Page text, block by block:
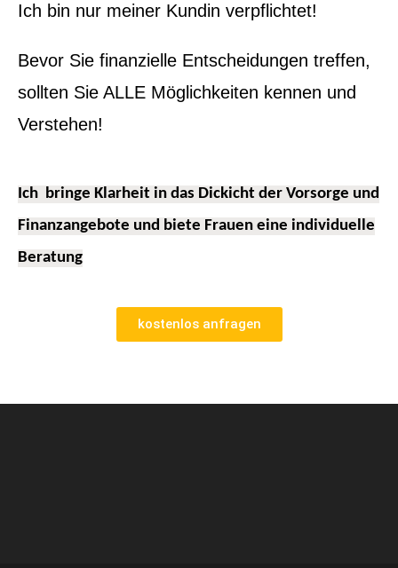
Ich bin nur meiner Kundin verpflichtet!
Bevor Sie finanzielle Entscheidungen treffen,
sollten Sie ALLE Möglichkeiten kennen und
Verstehen!
Ich bringe Klarheit in das Dickicht der Vorsorge und
Finanzangebote und biete Frauen eine individuelle
Beratung
kostenlos anfragen